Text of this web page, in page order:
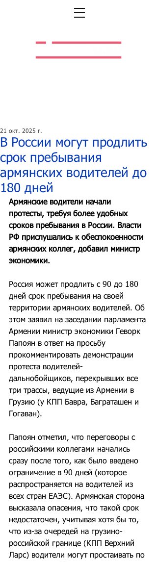
В России могут продлить
срок пребывания
армянских водителей до
180 дней
21 окт. 2025 г.
Армянские водители начали
протесты, требуя более удобных
сроков пребывания в России. Власти
РФ прислушались к обеспокоенности
армянских коллег, добавил министр
экономики.
Россия может продлить с 90 до 180
дней срок пребывания на своей
территории армянских водителей. Об
этом заявил на заседании парламента
Армении министр экономики Геворк
Папоян в ответ на просьбу
прокомментировать демонстрации
протеста водителей-
дальнобойщиков, перекрывших все
три трассы, ведущие из Армении в
Грузию (у КПП Бавра, Баграташен и
Гогаван).
Папоян отметил, что переговоры с
российскими коллегами начались
сразу после того, как было введено
ограничение в 90 дней (которое
распространяется на водителей из
всех стран ЕАЭС). Армянская сторона
высказала опасения, что такой срок
недостаточен, учитывая хотя бы то,
что из-за очередей на грузино-
российской границе (КПП Верхний
Ларс) водители могут простаивать по